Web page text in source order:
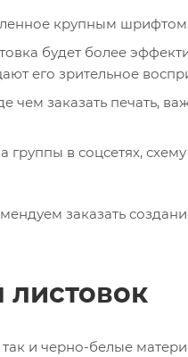
крупным
будет более
его зрительное
заказать печать,
в соцсетях,
заказать
и черно-белые